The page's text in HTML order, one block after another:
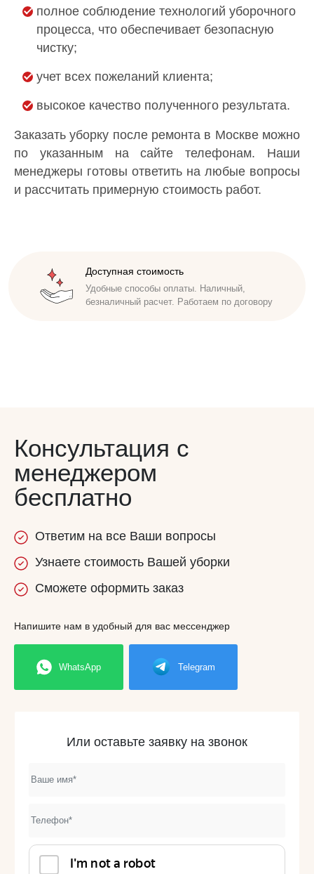
полное соблюдение технологий уборочного
процесса, что обеспечивает безопасную
чистку;
учет всех пожеланий клиента;
высокое качество полученного результата.
Заказать уборку после ремонта в Москве можно
по указанным на сайте телефонам. Наши
менеджеры готовы ответить на любые вопросы
и рассчитать примерную стоимость работ.
Доступная стоимость
Удобные способы оплаты. Наличный,
безналичный расчет. Работаем по договору
Безупречная репутация
Исполнители проходят инструктаж,
обучены бережно относиться к имуществу
Консультация с
менеджером
бесплатно
Ответим на все Ваши вопросы
Узнаете стоимость Вашей уборки
Сможете оформить заказ
Напишите нам в удобный для вас мессенджер
WhatsApp Telegram
Или оставьте заявку на звонок